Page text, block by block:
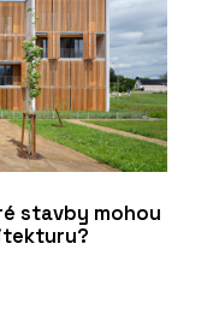
stavby mohou